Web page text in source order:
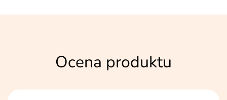
Ocena produktu